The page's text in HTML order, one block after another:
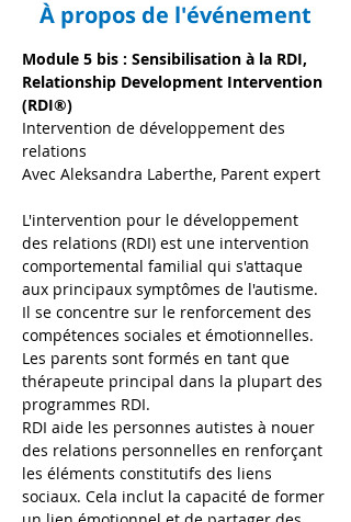
À propos de l'événement
Module 5 bis : Sensibilisation à la RDI,
Relationship Development Intervention
(RDI®)
Intervention de développement des
relations
Avec Aleksandra Laberthe, Parent expert
L'intervention pour le développement
des relations (RDI) est une intervention
comportemental familial qui s'attaque
aux principaux symptômes de l'autisme.
Il se concentre sur le renforcement des
compétences sociales et émotionnelles.
Les parents sont formés en tant que
thérapeute principal dans la plupart des
programmes RDI.
RDI aide les personnes autistes à nouer
des relations personnelles en renforçant
les éléments constitutifs des liens
sociaux. Cela inclut la capacité de former